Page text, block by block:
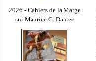
2026 - Cahiers de la Marge
sur Maurice G. Dantec